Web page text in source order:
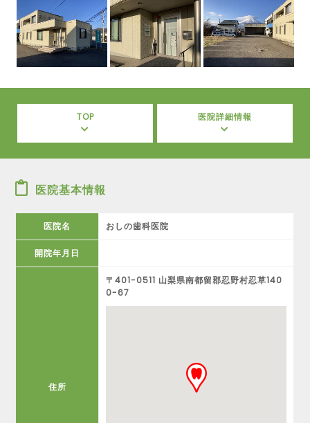
TOP 医院詳細情報
医院基本情報
医院名 おしの歯科医院
開院年月日
住所
〒401-0511 山梨県南都留郡忍野村忍草140
0-67